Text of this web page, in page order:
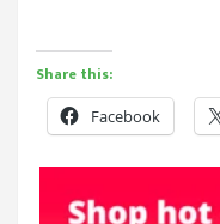
Share this:
Facebook